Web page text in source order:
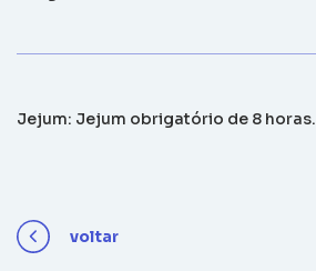
Jejum: Jejum obrigatório de 8 horas.
voltar